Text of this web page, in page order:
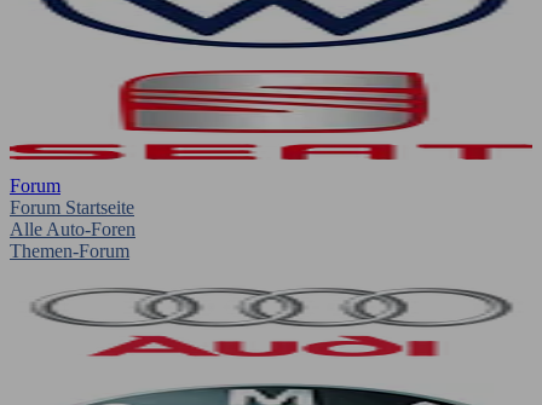
Forum
Forum Startseite
Alle Auto-Foren
Themen-Forum